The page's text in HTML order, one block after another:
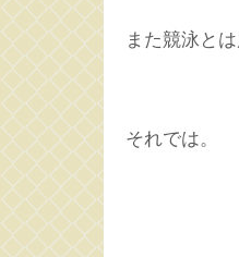
また競泳と
それでは。